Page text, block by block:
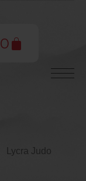
0
Lycra Judo